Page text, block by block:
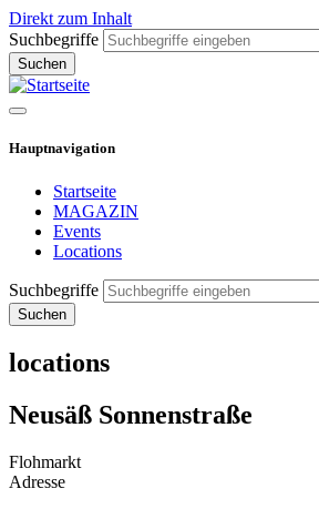
Direkt zum Inhalt
Suchbegriffe
Hauptnavigation
Startseite
MAGAZIN
Events
Locations
Suchbegriffe
locations
Neusäß Sonnenstraße
Flohmarkt
Adresse